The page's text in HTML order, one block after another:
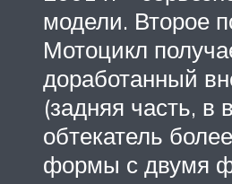
модели. Второе
Мотоцикл
доработанный
(задняя часть, в
обтекатель
формы с двумя